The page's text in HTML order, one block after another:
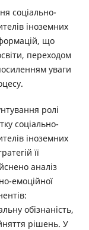
соціально-
іноземних
що
переходом
уваги
ролі
соціально-
іноземних
її
аналіз
емоційної
обізнаність,
рішень. У